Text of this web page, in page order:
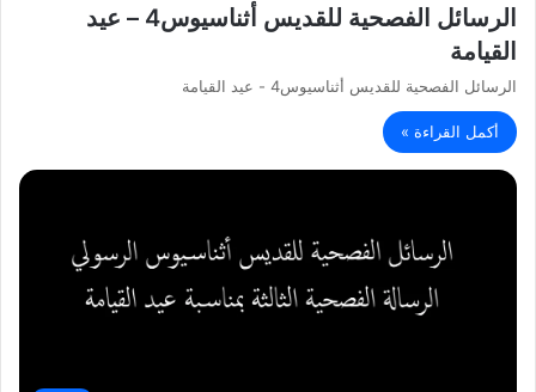
الرسائل الفصحية للقديس أثناسيوس4 – عيد
القيامة
الرسائل الفصحية للقديس أثناسيوس4 - عيد القيامة
أكمل القراءة »